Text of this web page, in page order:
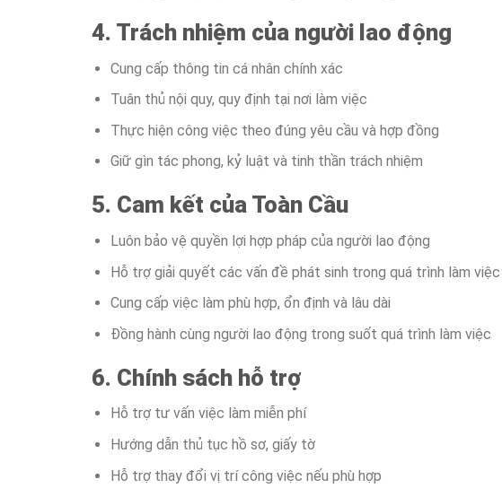
4. Trách nhiệm của người lao động
Cung cấp thông tin cá nhân chính xác
Tuân thủ nội quy, quy định tại nơi làm việc
Thực hiện công việc theo đúng yêu cầu và hợp đồng
Giữ gìn tác phong, kỷ luật và tinh thần trách nhiệm
5. Cam kết của Toàn Cầu
Luôn bảo vệ quyền lợi hợp pháp của người lao động
Hỗ trợ giải quyết các vấn đề phát sinh trong quá trình làm việc
Cung cấp việc làm phù hợp, ổn định và lâu dài
Đồng hành cùng người lao động trong suốt quá trình làm việc
6. Chính sách hỗ trợ
Hỗ trợ tư vấn việc làm miễn phí
Hướng dẫn thủ tục hồ sơ, giấy tờ
Hỗ trợ thay đổi vị trí công việc nếu phù hợp